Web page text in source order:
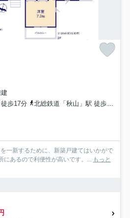
歩17分
北総鉄道「秋山」駅 徒歩29分
一新するために、新築戸建てはいかがで
にあるので利便性が高いです。...
もっと